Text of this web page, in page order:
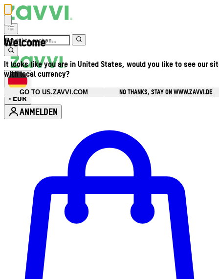
Welcome
It looks like you are in United States, would you like to see our
with local currency?
GO TO US.ZAVVI.COM
NO THANKS, STAY ON WWW.ZAVVI.DE
• EUR
ANMELDEN